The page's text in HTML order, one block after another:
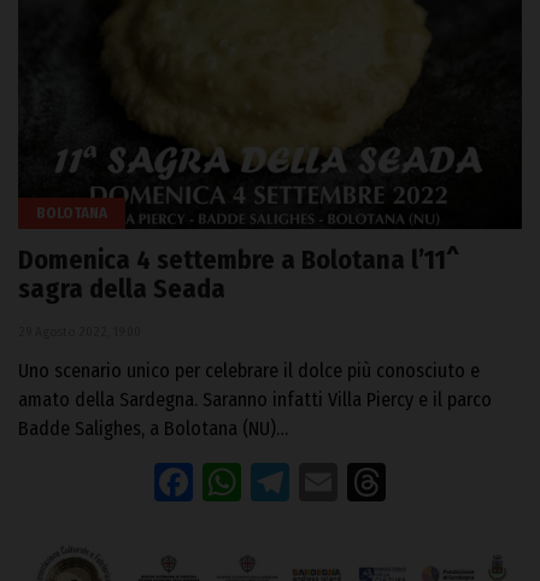
BOLOTANA
Domenica 4 settembre a Bolotana l’11^
sagra della Seada
Uno scenario unico per celebrare il dolce più conosciuto e
amato della Sardegna. Saranno infatti Villa Piercy e il parco
Badde Salighes, a Bolotana (NU)…
Facebook
WhatsApp
Telegram
Email